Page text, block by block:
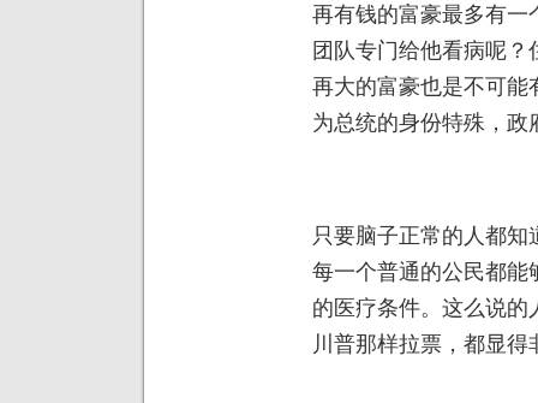
再有钱的富豪最多有一
团队专门给他看病呢
再大的富豪也是不可能
为总统的身份特殊，
只要脑子正常的人都
每一个普通的公民都能
的医疗条件。这么说
川普那样拉票，都显得